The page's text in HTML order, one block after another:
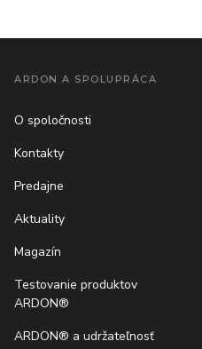
ARDON A SPOLUPRÁCA
O spoločnosti
Kontakty
Predajne
Aktuality
Magazín
Testovanie produktov
ARDON®
ARDON® a udržateľnosť